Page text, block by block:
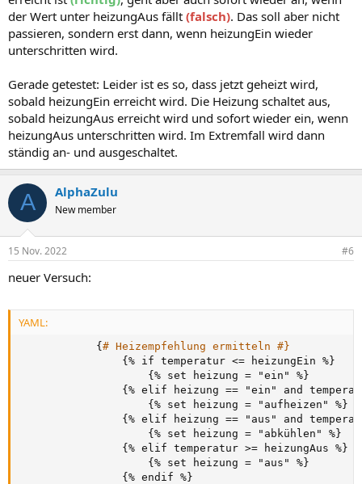
der Wert unter heizungAus fällt (falsch). Das soll aber nicht
passieren, sondern erst dann, wenn heizungEin wieder
unterschritten wird.
Gerade getestet: Leider ist es so, dass jetzt geheizt wird,
sobald heizungEin erreicht wird. Die Heizung schaltet aus,
sobald heizungAus erreicht wird und sofort wieder ein, wenn
heizungAus unterschritten wird. Im Extremfall wird dann
ständig an- und ausgeschaltet.
A AlphaZulu
New member
15 Nov. 2022 #6
neuer Versuch:
YAML:
{# Heizempfehlung ermitteln #}
{% if temperatur <= heizungEin %}
{% set heizung = "ein" %}
{% elif heizung == "ein" and
{% set heizung = "aufheizen" %}
{% elif heizung == "aus" and
{% set heizung = "abkühlen" %}
{% elif temperatur >= heizungAus %}
{% set heizung = "aus" %}
{% endif %}